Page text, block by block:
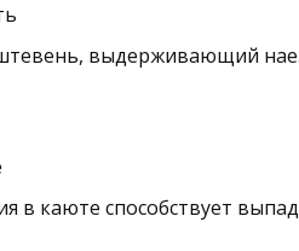
выдерживающий
в каюте способствует